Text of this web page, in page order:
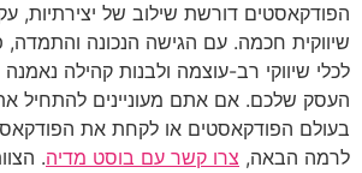
הפודקאסטים דורשת שילוב של יצירתיות,
שיווקית חכמה. עם הגישה הנכונה והתמדה,
לכלי שיווקי רב-עוצמה ולבנות קהילה
העסק שלכם. אם אתם מעוניינים להתחיל
בעולם הפודקאסטים או לקחת את
לרמה הבאה, צרו קשר עם בוסט מדיה.